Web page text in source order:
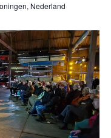
Nederland